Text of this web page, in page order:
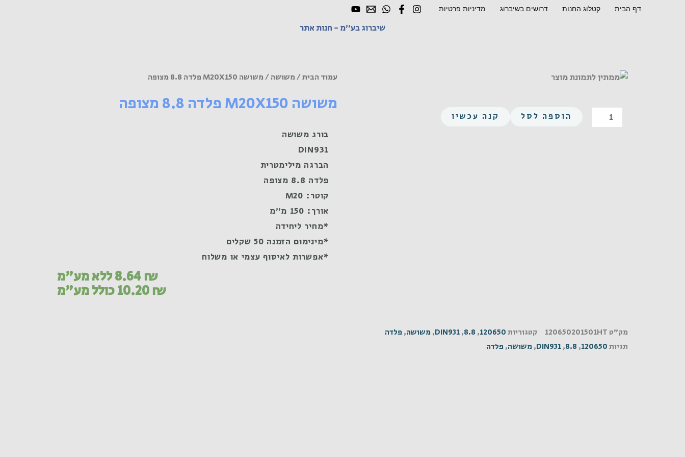
דף הבית קטלוג החנות דרושים בשיברוג מדיניות פרטיות
שיברוג בע"מ - חנות אתר
כמות
של
הוספה לסל קנה עכשיו
עמוד הבית/משושה/ משושה M20X150 פלדה 8.8 מצופה
משושה M20X150 פלדה 8.8 מצופה
בורג משושה
DIN931
הברגה מילימטרית
פלדה 8.8 מצופה
קוטר: M20
אורך: 150 מ"מ
*מחיר ליחידה
*מינימום הזמנה 50 שקלים
*אפשרות לאיסוף עצמי או משלוח
8.64₪ ללא מע"מ
10.20₪ כולל מע"מ
מק"ט 120650201501HT קטגוריות120650
,
8.8
,
DIN931
, משושה, פלדה
תגיות120650
,
8.8
,
DIN931
, משושה, פלדה